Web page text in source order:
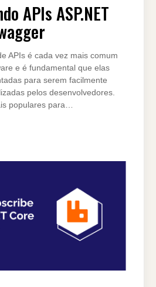
APIs ASP.NET
APIs é cada vez mais comum
e é fundamental que elas
para serem facilmente
pelos desenvolvedores.
populares para…